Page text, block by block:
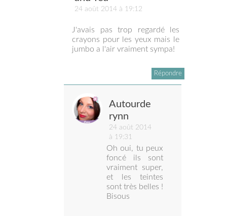
24 août 2014 à 19:12
J'avais pas trop regardé les
crayons pour les yeux mais le
jumbo a l'air vraiment sympa!
Répondre
Autourde
rynn
24 août 2014
à 19:31
Oh oui, tu peux
foncé ils sont
vraiment super,
et les teintes
sont très belles !
Bisous